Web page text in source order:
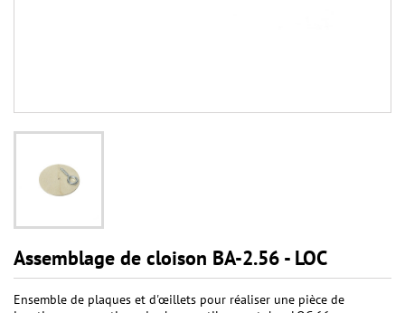
Assemblage de cloison BA-2.56 - LOC
Ensemble de plaques et d'œillets pour réaliser une pièce de